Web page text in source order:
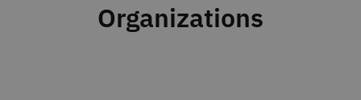
Organizations